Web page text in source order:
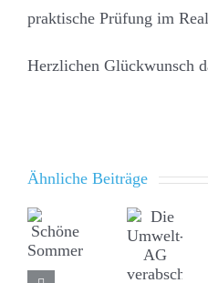
praktische Prüfung im Re
Herzlichen Glückwunsch
Ähnliche Beiträge
Schöne
Umwelt-